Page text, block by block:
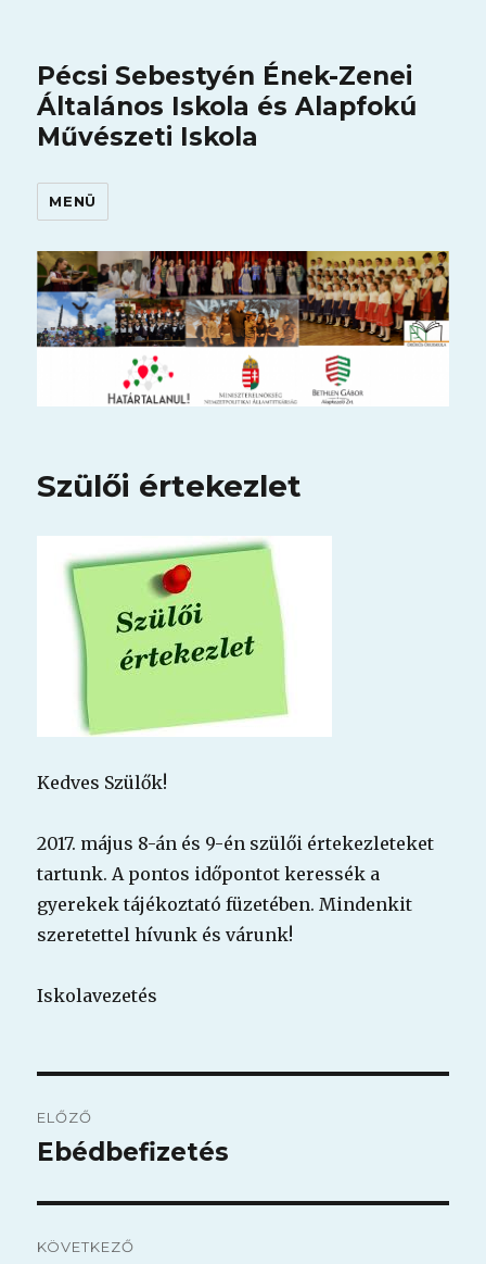
Pécsi Sebestyén Ének-Zenei
Általános Iskola és Alapfokú
Művészeti Iskola
MENÜ
Szülői értekezlet
Kedves Szülők!
2017. május 8-án és 9-én szülői értekezleteket
tartunk. A pontos időpontot keressék a
gyerekek tájékoztató füzetében. Mindenkit
szeretettel hívunk és várunk!
Iskolavezetés
navigáció
ELŐZŐ
Korábbi
Ebédbefizetés
KÖVETKEZŐ